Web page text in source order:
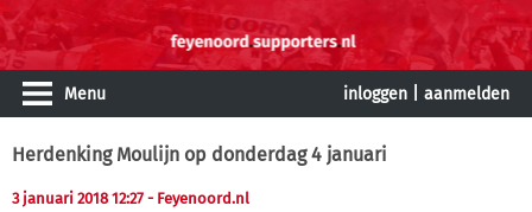
Menu inloggen aanmelden
Herdenking Moulijn op donderdag 4 januari
3 januari 2018 12:27 - Feyenoord.nl